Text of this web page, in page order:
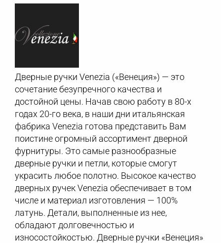
Дверные ручки Venezia («Венеция») — это
сочетание безупречного качества и
достойной цены. Начав свою работу в 80-х
годах 20-го века, в наши дни итальянская
фабрика Venezia готова представить Вам
поистине огромный ассортимент дверной
фурнитуры. Это самые разнообразные
дверные ручки и петли, которые смогут
украсить любое полотно. Высокое качество
дверных ручек Venezia обеспечивает в том
числе и материал изготовления — 100%
латунь. Детали, выполненные из нее,
обладают долговечностью и
износостойкостью. Дверные ручки «Венеция»